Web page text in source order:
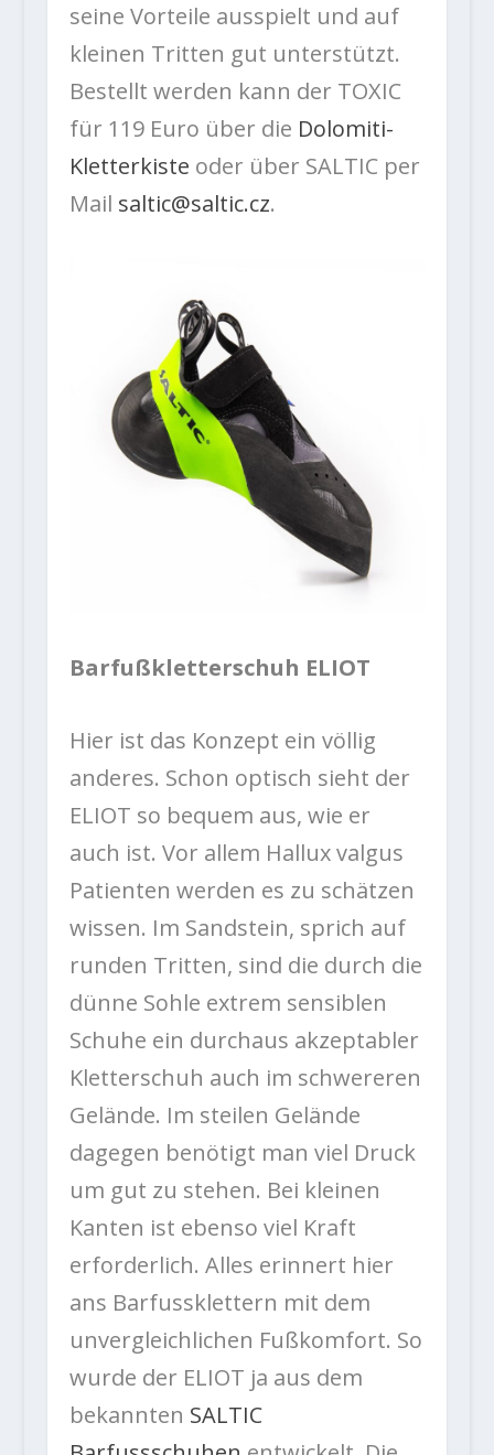
seine Vorteile ausspielt und auf
kleinen Tritten gut unterstützt.
Bestellt werden kann der TOXIC
für 119 Euro über die Dolomiti-
Kletterkiste oder über SALTIC per
Mail saltic@saltic.cz.
Barfußkletterschuh ELIOT
Hier ist das Konzept ein völlig
anderes. Schon optisch sieht der
ELIOT so bequem aus, wie er
auch ist. Vor allem Hallux valgus
Patienten werden es zu schätzen
wissen. Im Sandstein, sprich auf
runden Tritten, sind die durch die
dünne Sohle extrem sensiblen
Schuhe ein durchaus akzeptabler
Kletterschuh auch im schwereren
Gelände. Im steilen Gelände
dagegen benötigt man viel Druck
um gut zu stehen. Bei kleinen
Kanten ist ebenso viel Kraft
erforderlich. Alles erinnert hier
ans Barfussklettern mit dem
unvergleichlichen Fußkomfort. So
wurde der ELIOT ja aus dem
bekannten SALTIC